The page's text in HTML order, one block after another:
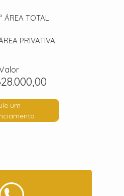
ÁREA TOTAL
PRIVATIVA
um